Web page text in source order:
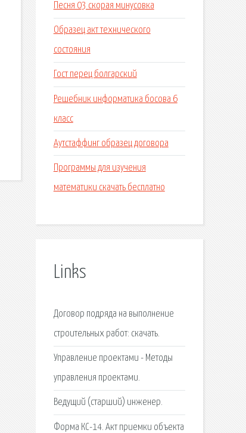
Песня 03 скорая минусовка
Образец акт технического
состояния
Гост перец болгарский
Решебник информатика босова 6
класс
Аутстаффинг образец договора
Программы для изучения
математики скачать бесплатно
Links
Договор подряда на выполнение
строительных работ: скачать.
Управление проектами - Методы
управления проектами.
Ведущий (старший) инженер.
Форма КС-14. Акт приемки объекта